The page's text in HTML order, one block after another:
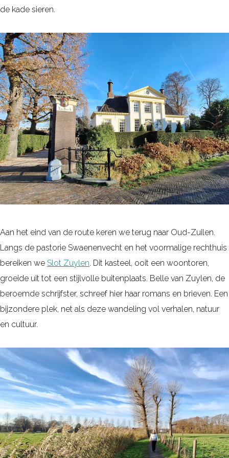
de kade sieren.
Aan het eind van de route keren we terug naar Oud-Zuilen.
Langs de pastorie Swaenenvecht en het voormalige rechthuis
bereiken we Slot Zuylen. Dit kasteel, ooit een woontoren,
groeide uit tot een stijlvolle buitenplaats. Belle van Zuylen, de
beroemde schrijfster, schreef hier haar romans en brieven. Een
bijzondere plek, net als deze wandeling vol verhalen, natuur
en cultuur.